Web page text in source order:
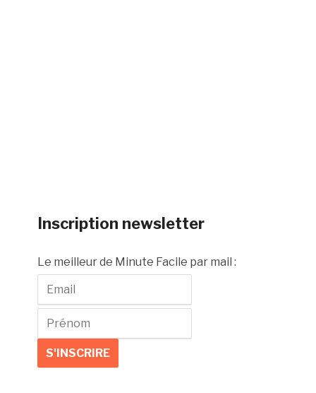
Inscription newsletter
Le meilleur de Minute Facile par mail :